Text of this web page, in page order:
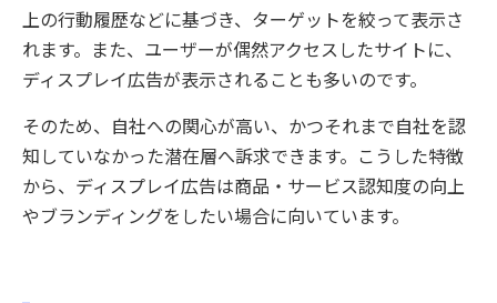
上の行動履歴などに基づき、ターゲットを絞って表示さ
れます。また、ユーザーが偶然アクセスしたサイトに、
ディスプレイ広告が表示されることも多いのです。
そのため、自社への関心が高い、かつそれまで自社を認
知していなかった潜在層へ訴求できます。こうした特徴
から、ディスプレイ広告は商品・サービス認知度の向上
やブランディングをしたい場合に向いています。